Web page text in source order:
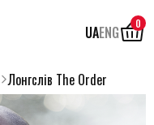
UAENG 0
Лонгслів The Order